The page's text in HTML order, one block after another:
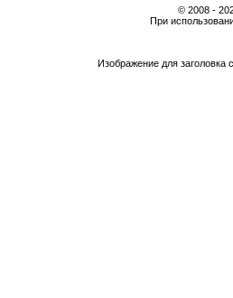
© 2008 -
При
Изображение для